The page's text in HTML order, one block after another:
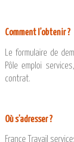
Comment l’obtenir ?
Le formulaire de
Pôle emploi
contrat.
Où s’adresser ?
France Travail